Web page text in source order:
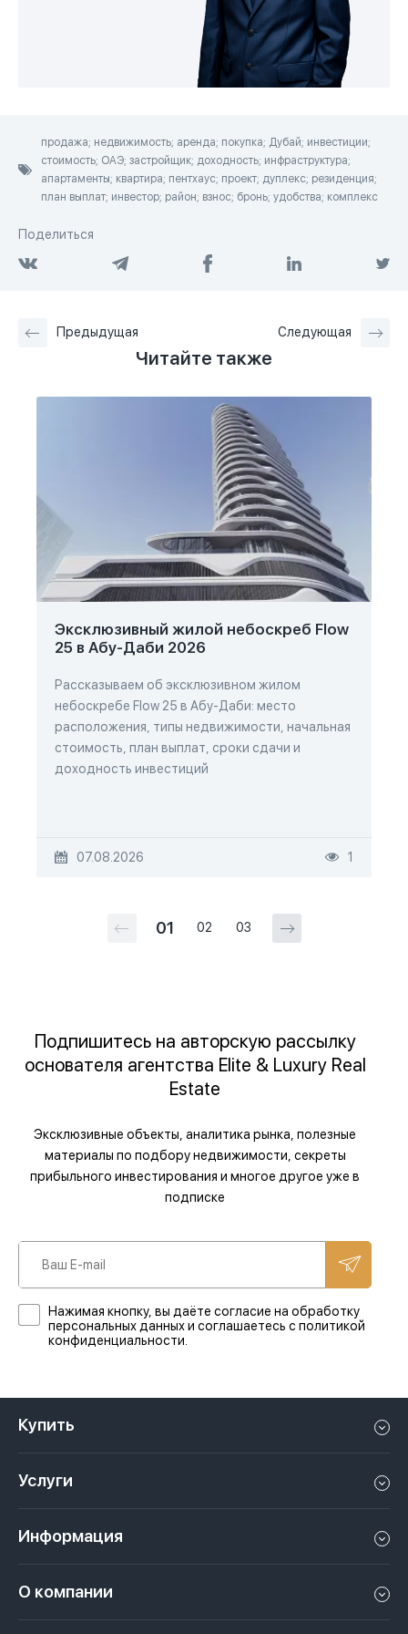
продажа; недвижимость; аренда; покупка; Дубай; инвестиции;
стоимость; ОАЭ; застройщик; доходность; инфраструктура;
апартаменты; квартира; пентхаус; проект; дуплекс; резиденция;
план выплат; инвестор; район; взнос; бронь; удобства; комплекс
Поделиться
Предыдущая Следующая
Читайте также
Эксклюзивный жилой небоскреб Flow
25 в Абу-Даби 2026
Рассказываем об эксклюзивном жилом
небоскребе Flow 25 в Абу-Даби: место
расположения, типы недвижимости, начальная
стоимость, план выплат, сроки сдачи и
доходность инвестиций
07.08.2026 1
01 02 03
Подпишитесь на авторскую рассылку
основателя агентства Elite & Luxury Real
Estate
Эксклюзивные объекты, аналитика рынка, полезные
материалы по подбору недвижимости, секреты
прибыльного инвестирования и многое другое уже в
подписке
Нажимая кнопку, вы даёте согласие на обработку
персональных данных и соглашаетесь с политикой
конфиденциальности.
Купить
Апартаменты в Дубае
Пентхаус в Дубае
Услуги
Сдать недвижимость в Дубае, ОАЭ
Информация
О компании